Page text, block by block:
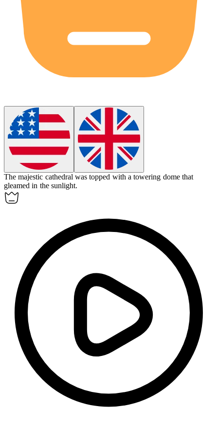
The majestic cathedral was topped with a towering dome that
gleamed in the sunlight.